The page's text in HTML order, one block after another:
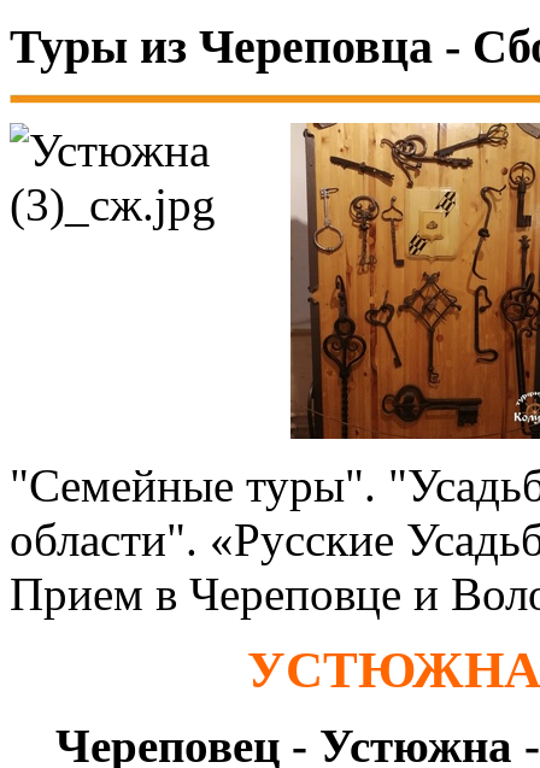
Туры из Череповца -
"Семейные туры".
области". «Русские
Прием в Череповце и
УСТЮЖНА:
Череповец - Устюжна